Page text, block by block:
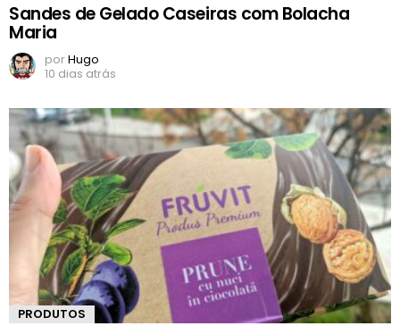
Sandes de Gelado Caseiras com Bolacha
Maria
porHugo
10 dias atrás
PRODUTOS